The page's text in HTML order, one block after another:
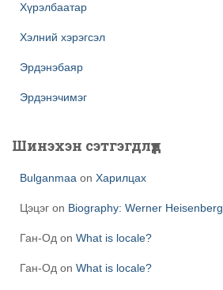
Хүрэлбаатар
Хэлний хэрэгсэл
Эрдэнэбаяр
Эрдэнэчимэг
Шинэхэн сэтгэгдлүүд
Bulganmaa on Харилцах
Цэцэг on Biography: Werner Heisenberg
Ган-Од on What is locale?
Ган-Од on What is locale?